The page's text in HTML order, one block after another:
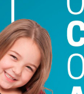
e Junta de
do